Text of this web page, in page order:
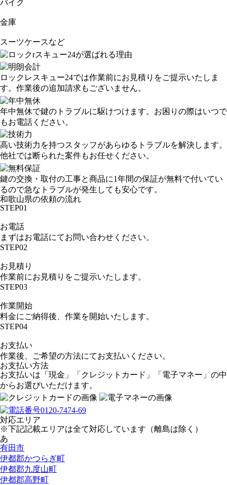
バイク
金庫
スーツケースなど
ロックレスキュー24では作業前にお見積りをご提示いたしま
す。作業後の追加請求もございません。
年中無休で鍵のトラブルに駆けつけます。お困りの際はいつで
もお電話ください。
高い技術力を持つスタッフがあらゆるトラブルを解決します。
他社では断られた案件もお任せください。
鍵の交換・取付の工事と商品に1年間の保証が無料で付いてい
るので急なトラブルが発生しても安心です。
和歌山県の依頼の流れ
STEP01
お電話
まずはお電話にてお問い合わせください。
STEP02
お見積り
作業前にお見積りをご提示いたします。
STEP03
作業開始
料金にご納得後、作業を開始いたします。
STEP04
お支払い
作業後、ご希望の方法にてお支払いください。
お支払い方法
お支払いは「現金」「クレジットカード」「電子マネー」の中
からお選びいただけます。
対応エリア
※下記記載エリアは全て対応しています（離島は除く）
あ
有田市
伊都郡かつらぎ町
伊都郡九度山町
伊都郡高野町